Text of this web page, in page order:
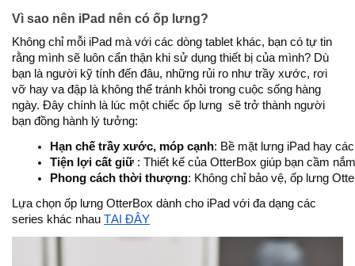
Vì sao nên iPad nên có ốp lưng?
Không chỉ mỗi iPad mà với các dòng tablet khác, bạn có tự tin
rằng mình sẽ luôn cẩn thận khi sử dụng thiết bị của mình? Dù
bạn là người kỹ tính đến đâu, những rủi ro như trầy xước, rơi
vỡ hay va đập là không thể tránh khỏi trong cuộc sống hàng
ngày. Đây chính là lúc một chiếc ốp lưng sẽ trở thành người
bạn đồng hành lý tưởng:
Hạn chế trầy xước, móp cạnh: Bề mặt lưng iPad hay
Tiện lợi cất giữ : Thiết kế của OtterBox giúp bạn cầm
Phong cách thời thượng: Không chỉ bảo vệ, ốp lưng
Lựa chọn ốp lưng OtterBox dành cho iPad với đa dạng các
series khác nhau TẠI ĐÂY